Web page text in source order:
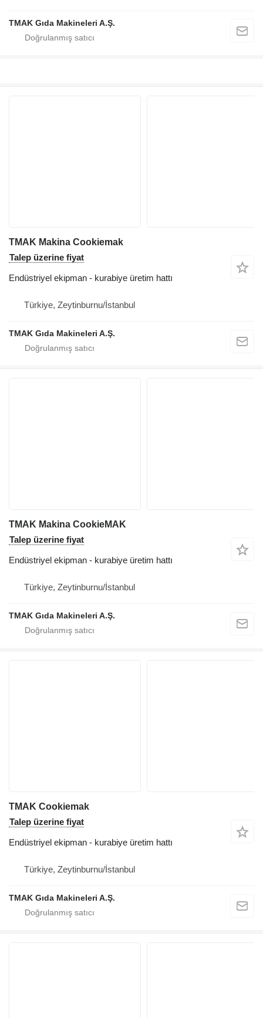
TMAK Gıda Makineleri A.Ş.
TMAK Makina Cookiemak
Talep üzerine fiyat
Endüstriyel ekipman - kurabiye üretim hattı
Türkiye, Zeytinburnu/İstanbul
TMAK Gıda Makineleri A.Ş.
TMAK Makina CookieMAK
Talep üzerine fiyat
Endüstriyel ekipman - kurabiye üretim hattı
Türkiye, Zeytinburnu/İstanbul
TMAK Gıda Makineleri A.Ş.
TMAK Cookiemak
Talep üzerine fiyat
Endüstriyel ekipman - kurabiye üretim hattı
Türkiye, Zeytinburnu/İstanbul
TMAK Gıda Makineleri A.Ş.